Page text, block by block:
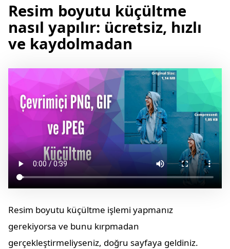
Resim boyutu küçültme
nasıl yapılır: ücretsiz, hızlı
ve kaydolmadan
Resim boyutu küçültme işlemi yapmanız
gerekiyorsa ve bunu kırpmadan
gerçekleştirmeliyseniz, doğru sayfaya geldiniz.